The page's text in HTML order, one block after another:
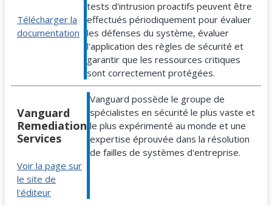
Télécharger la
documentation
tests d'intrusion proactifs peuvent être
effectués périodiquement pour évaluer
les défenses du système, évaluer
l'application des règles de sécurité et
garantir que les ressources critiques
sont correctement protégées.
Vanguard
Remediation
Services
Voir la page sur
le site de
l'éditeur
Vanguard possède le groupe de
spécialistes en sécurité le plus vaste et
le plus expérimenté au monde et une
expertise éprouvée dans la résolution
de failles de systèmes d'entreprise.